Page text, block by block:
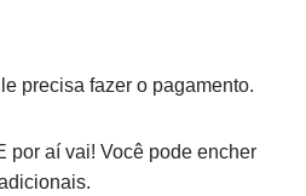
precisa fazer o pagamento.
por aí vai! Você pode encher